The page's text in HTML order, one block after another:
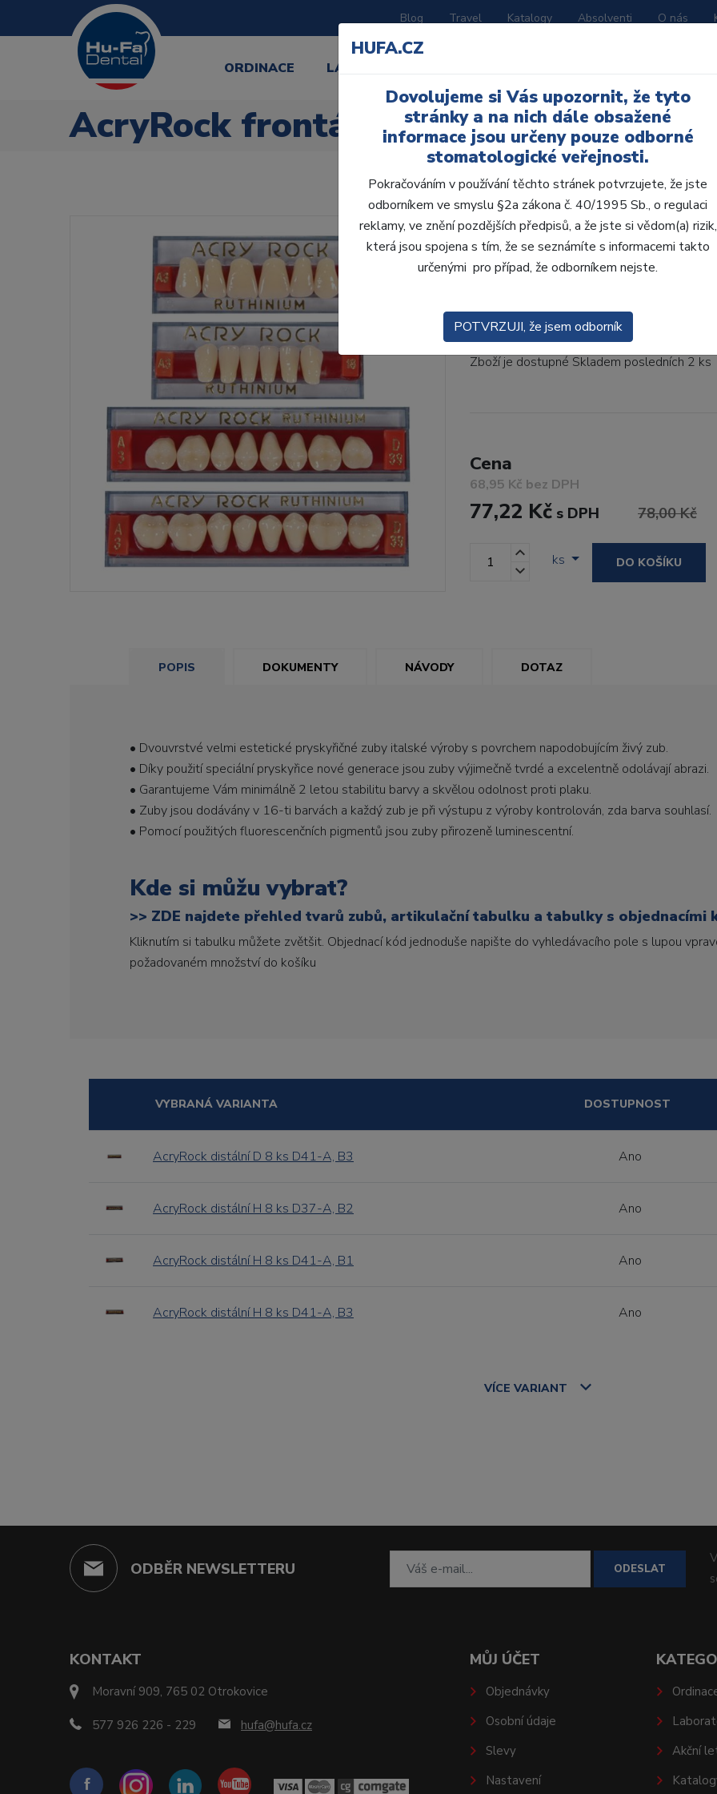
Blog Travel Katalogy Absolventi O nás
ORDINACE LABORATOŘ
AcryRock frontální D
AcryRock frontální D
• Dvouvrstvé velmi estetické pryskyřičné
zub.• Díky použití speciální pryskyřice
Kód produktu: 801822
Zboží je dostupné Skladem posledních 2 ks
Cena
68,95 Kč bez DPH
77,22 Kč s DPH 78,00 Kč
ks DO KOŠÍKU
POPIS DOKUMENTY NÁVODY DOTAZ
• Dvouvrstvé velmi estetické pryskyřičné zuby italské výroby s povrchem napodobujícím živý zub.
• Díky použití speciální pryskyřice nové generace jsou zuby výjimečně tvrdé a excelentně odolávají abrazi.
• Garantujeme Vám minimálně 2 letou stabilitu barvy a skvělou odolnost proti plaku.
• Zuby jsou dodávány v 16-ti barvách a každý zub je při výstupu z výroby kontrolován, zda barva souhlasí.
• Pomocí použitých fluorescenčních pigmentů jsou zuby přirozeně luminescentní.
Kde si můžu vybrat?
>> ZDE najdete přehled tvarů zubů, artikulační tabulku a tabulky s objednacími
Kliknutím si tabulku můžete zvětšit. Objednací kód jednoduše napište do vyhledávacího pole s lupou
požadovaném množství do košíku
VYBRANÁ VARIANTA DOSTUPNOST
AcryRock distální D 8 ks D41-A, B3 Ano
AcryRock distální H 8 ks D37-A, B2 Ano
AcryRock distální H 8 ks D41-A, B1 Ano
AcryRock distální H 8 ks D41-A, B3 Ano
VÍCE VARIANT
ODBĚR NEWSLETTERU ODESLAT
KONTAKT
Moravní 909, 765 02 Otrokovice
577 926 226 - 229 hufa@hufa.cz
MŮJ ÚČET
Objednávky
Osobní údaje
Slevy
Nastavení
Akční
HUFA.CZ
Dovolujeme si Vás upozornit, že tyto
stránky a na nich dále obsažené
informace jsou určeny pouze odborné
stomatologické veřejnosti.
Pokračováním v používání těchto stránek potvrzujete, že jste
odborníkem ve smyslu §2a zákona č. 40/1995 Sb., o regulaci
reklamy, ve znění pozdějších předpisů, a že jste si vědom(a) rizik,
která jsou spojena s tím, že se seznámíte s informacemi takto
určenými pro případ, že odborníkem nejste.
POTVRZUJI, že jsem odborník